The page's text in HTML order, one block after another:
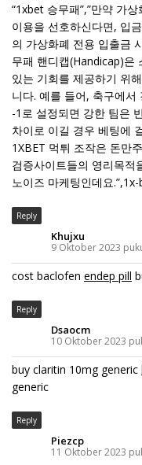
“1xbet 승무패”,”만약 가
이용을 선호하신다면, 입
의 가상화폐 전용 입출금
무패 핸디캡(Handicap)은
있는 기회를 제공하기 위
니다. 예를 들어, 축구에
-1로 설정되면 강한 팀은
차이로 이길 경우 베팅에
1XBET 먹튀 조작은 돈만
검증사이트들의 영리목적
노이즈 마케팅인데요.”,1x-
Reply
Khujxu
9 Oktober 2023
cost baclofen endep pill
Reply
Dsaocm
10 Oktober 2023
buy claritin 10mg generic
generic
Reply
Piezcp
11 Oktober 2023